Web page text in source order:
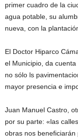
primer cuadro de la
agua potable, su
nueva, con la
El Doctor Hiparco
el Municipio, da
no sólo ls
mayor presencia e
Juan Manuel Castro,
por su parte: «las
obras nos